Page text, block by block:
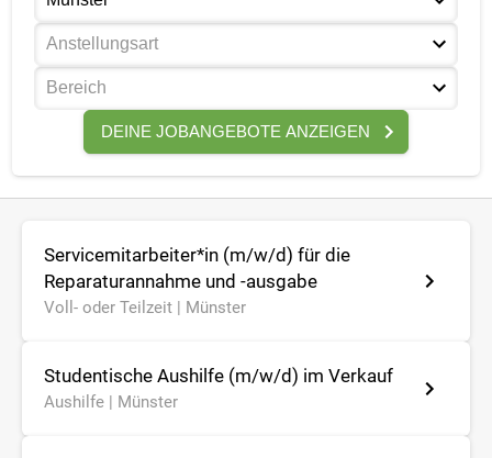
DEINE JOBANGEBOTE ANZEIGEN
Servicemitarbeiter*in (m/w/d) für die
Reparaturannahme und -ausgabe
Voll- oder Teilzeit | Münster
Studentische Aushilfe (m/w/d) im Verkauf
Aushilfe | Münster